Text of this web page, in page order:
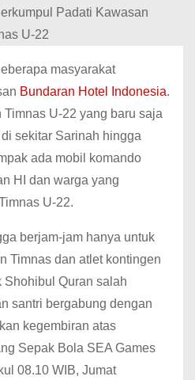
masyarakat
Bundaran Hotel Indonesia.
Timnas U-22 yang baru saja
sekitar Sarinah hingga
ada mobil komando
HI dan warga yang
U-22.
berjam-jam hanya untuk
Timnas dan atlet kontingen
Shohibul Quran salah
santri bergabung dengan
kegembiran atas
Sepak Bola SEA Games
08.10 WIB, Jumat